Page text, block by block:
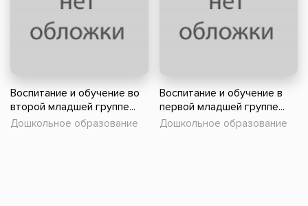
Воспитание и обучение во
второй младшей группе...
Дошкольное образование
Воспитание и обучение в
первой младшей группе...
Дошкольное образование